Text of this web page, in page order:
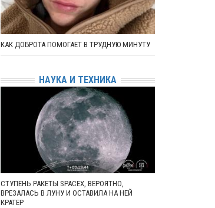
КАК ДОБРОТА ПОМОГАЕТ В ТРУДНУЮ МИНУТУ
НАУКА И ТЕХНИКА
СТУПЕНЬ РАКЕТЫ SPACEX, ВЕРОЯТНО,
ВРЕЗАЛАСЬ В ЛУНУ И ОСТАВИЛА НА НЕЙ
КРАТЕР